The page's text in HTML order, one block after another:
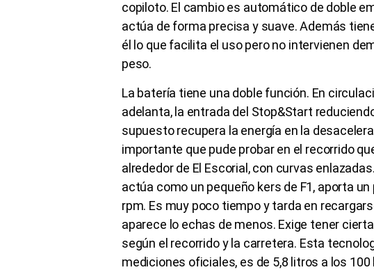
copiloto. El cambio es automático de doble
actúa de forma precisa y suave. Además
él lo que facilita el uso pero no intervienen
peso.
La batería tiene una doble función. En
adelanta, la entrada del Stop&Start
supuesto recupera la energía en la
importante que pude probar en el recorrido
alrededor de El Escorial, con curvas
actúa como un pequeño kers de F1, aporta
rpm. Es muy poco tiempo y tarda en
aparece lo echas de menos. Exige tener
según el recorrido y la carretera. Esta
mediciones oficiales, es de 5,8 litros a los